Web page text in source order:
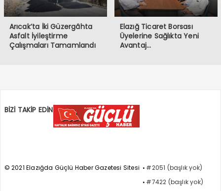
Arıcak’ta İki Güzergâhta
Asfalt İyileştirme
Çalışmaları Tamamlandı
Elazığ Ticaret Borsası
Üyelerine Sağlıkta Yeni
Avantaj…
BİZİ TAKİP EDİN
© 2021 Elazığda Güçlü Haber Gazetesi Sitesi
#2051 (başlık yok)
#7422 (başlık yok)